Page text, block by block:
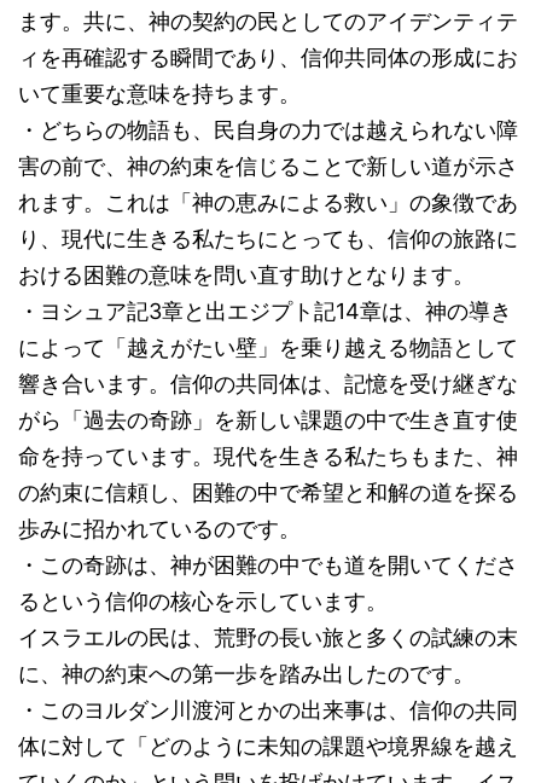
ます。共に、神の契約の民としてのアイデンティテ
ィを再確認する瞬間であり、信仰共同体の形成にお
いて重要な意味を持ちます。
・どちらの物語も、民自身の力では越えられない障
害の前で、神の約束を信じることで新しい道が示さ
れます。これは「神の恵みによる救い」の象徴であ
り、現代に生きる私たちにとっても、信仰の旅路に
おける困難の意味を問い直す助けとなります。
・ヨシュア記3章と出エジプト記14章は、神の導き
によって「越えがたい壁」を乗り越える物語として
響き合います。信仰の共同体は、記憶を受け継ぎな
がら「過去の奇跡」を新しい課題の中で生き直す使
命を持っています。現代を生きる私たちもまた、神
の約束に信頼し、困難の中で希望と和解の道を探る
歩みに招かれているのです。
・この奇跡は、神が困難の中でも道を開いてくださ
るという信仰の核心を示しています。
イスラエルの民は、荒野の長い旅と多くの試練の末
に、神の約束への第一歩を踏み出したのです。
・このヨルダン川渡河とかの出来事は、信仰の共同
体に対して「どのように未知の課題や境界線を越え